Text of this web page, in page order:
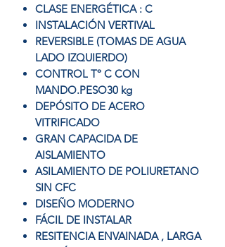
CLASE ENERGÉTICA : C
INSTALACIÓN VERTIVAL
REVERSIBLE (TOMAS DE AGUA
LADO IZQUIERDO)
CONTROL Tº C CON
MANDO.PESO30 kg
DEPÓSITO DE ACERO
VITRIFICADO
GRAN CAPACIDA DE
AISLAMIENTO
ASILAMIENTO DE POLIURETANO
SIN CFC
DISEÑO MODERNO
FÁCIL DE INSTALAR
RESITENCIA ENVAINADA , LARGA